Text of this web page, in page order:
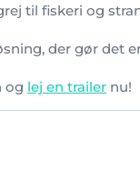
til fiskeri og
der gør det
og lej en trailer nu!